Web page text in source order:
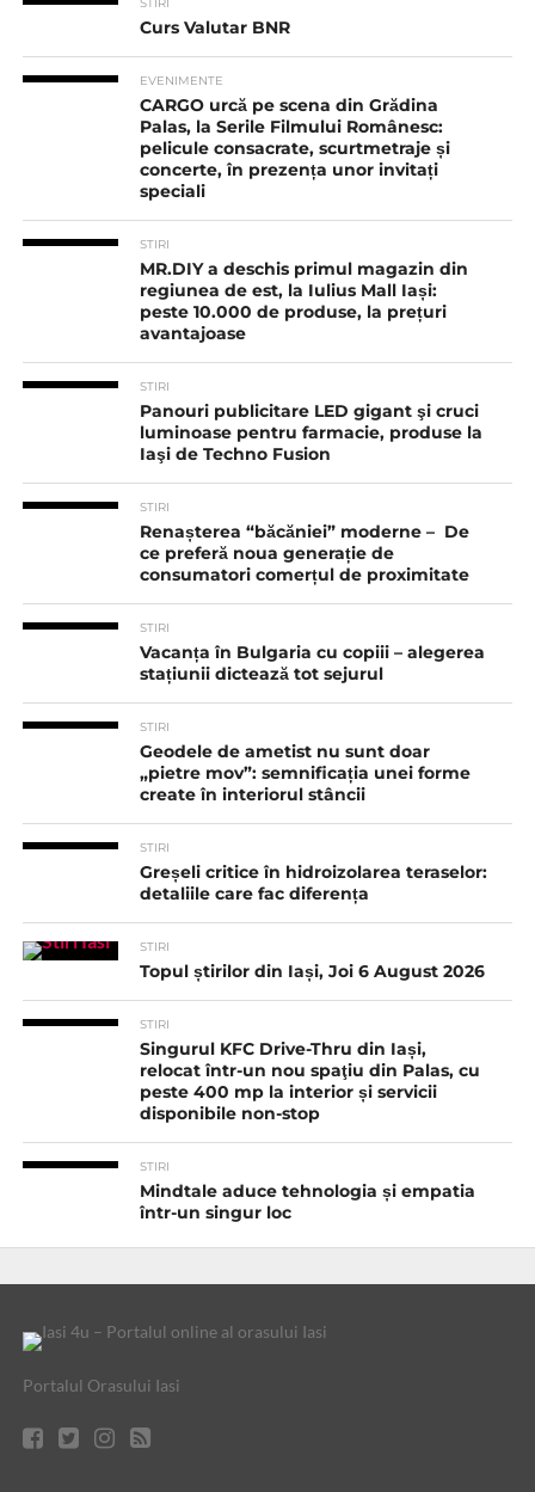
STIRI
Curs Valutar BNR
EVENIMENTE
CARGO urcă pe scena din Grădina
Palas, la Serile Filmului Românesc:
pelicule consacrate, scurtmetraje și
concerte, în prezența unor invitați
speciali
STIRI
MR.DIY a deschis primul magazin din
regiunea de est, la Iulius Mall Iași:
peste 10.000 de produse, la prețuri
avantajoase
STIRI
Panouri publicitare LED gigant şi cruci
luminoase pentru farmacie, produse la
Iaşi de Techno Fusion
STIRI
Renașterea “băcăniei” moderne – De
ce preferă noua generație de
consumatori comerțul de proximitate
STIRI
Vacanța în Bulgaria cu copiii – alegerea
stațiunii dictează tot sejurul
STIRI
Geodele de ametist nu sunt doar
„pietre mov”: semnificația unei forme
create în interiorul stâncii
STIRI
Greșeli critice în hidroizolarea teraselor:
detaliile care fac diferența
STIRI
Topul știrilor din Iași, Joi 6 August 2026
STIRI
Singurul KFC Drive-Thru din Iași,
relocat într-un nou spaţiu din Palas, cu
peste 400 mp la interior și servicii
disponibile non-stop
STIRI
Mindtale aduce tehnologia și empatia
într-un singur loc
Portalul Orasului Iasi